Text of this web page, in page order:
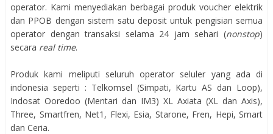
operator. Kami menyediakan berbagai produk voucher elektrik
dan PPOB dengan sistem satu deposit untuk pengisian semua
operator dengan transaksi selama 24 jam sehari (nonstop)
secara real time.
Produk kami meliputi seluruh operator seluler yang ada di
indonesia seperti : Telkomsel (Simpati, Kartu AS dan Loop),
Indosat Ooredoo (Mentari dan IM3) XL Axiata (XL dan Axis),
Three, Smartfren, Net1, Flexi, Esia, Starone, Fren, Hepi, Smart
dan Ceria.